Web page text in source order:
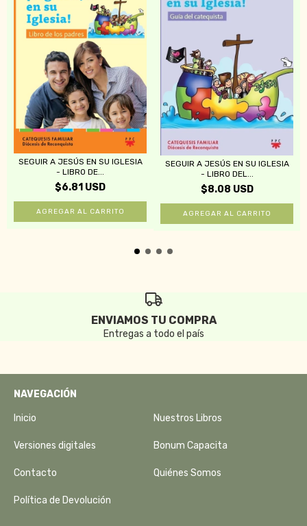
SEGUIR A JESÚS EN SU IGLESIA
- LIBRO DE...
$6.81 USD
SEGUIR A JESÚS EN SU IGLESIA
- LIBRO DEL...
$8.08 USD
ENVIAMOS TU COMPRA
Entregas a todo el país
NAVEGACIÓN
Inicio Nuestros Libros
Versiones digitales Bonum Capacita
Contacto Quiénes Somos
Política de Devolución